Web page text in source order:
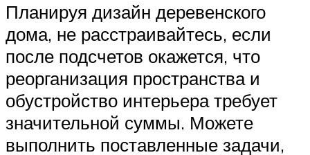
Планируя дизайн деревенского
дома, не расстраивайтесь, если
после подсчетов окажется, что
реорганизация пространства и
обустройство интерьера требует
значительной суммы. Можете
выполнить поставленные задачи,